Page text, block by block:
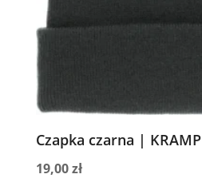
Czapka czarna | KRAMP
19,00zł